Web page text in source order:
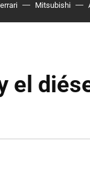
Mitsubishi
el